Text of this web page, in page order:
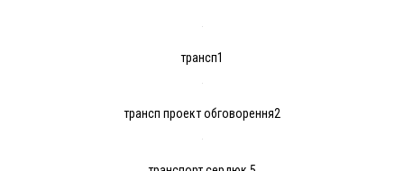
трансп1
трансп проект обговорення2